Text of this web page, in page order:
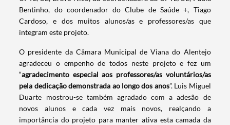
Bentinho, do coordenador do Clube de Saúde +, Tiago
Cardoso, e dos muitos alunos/as e professores/as que
integram este projeto.
O presidente da Câmara Municipal de Viana do Alentejo
agradeceu o empenho de todos neste projeto e fez um
“agradecimento especial aos professores/as voluntários/as
pela dedicação demonstrada ao longo dos anos”. Luis Miguel
Duarte mostrou-se também agradado com a adesão de
novos alunos e cada vez mais novos, realçando a
importância do projeto para manter ativa esta camada da